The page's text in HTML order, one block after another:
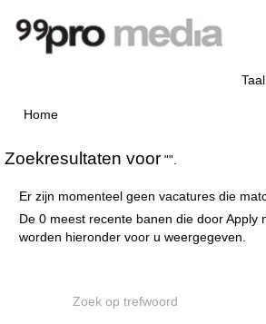
Taal
Home
Zoekresultaten voor "".
Er zijn momenteel geen vacatures die
De 0 meest recente banen die door Apply
worden hieronder voor u weergegeven.
Zoek op trefwoord